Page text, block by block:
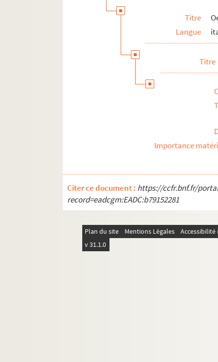
Titre
Langue
Titre
Importance
Citer ce document : https://ccfr.bnf.fr/
record=eadcgm:EADC:b79152281
Plan du site Mentions Légales
v 31.1.0